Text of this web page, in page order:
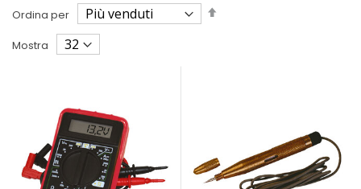
Ordina per
Imposta
Mostra